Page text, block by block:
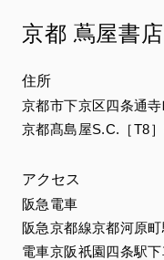
京都 蔦屋書
住所
京都市下京区四条通
京都髙島屋S.C.［T8
アクセス
阪急電車
阪急京都線京都河原
電車京阪祇園四条駅